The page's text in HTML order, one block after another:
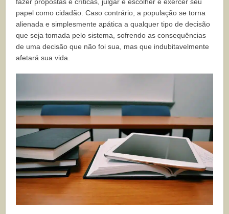
papel como cidadão. Caso contrário, a população se torna
alienada e simplesmente apática a qualquer tipo de decisão
que seja tomada pelo sistema, sofrendo as consequências
de uma decisão que não foi sua, mas que indubitavelmente
afetará sua vida.